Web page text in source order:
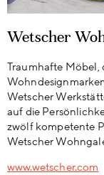
Wetscher
Traumhafte Möbel,
Wetscher
auf die
zwölf kompetente
Wetscher
www.wetscher.com